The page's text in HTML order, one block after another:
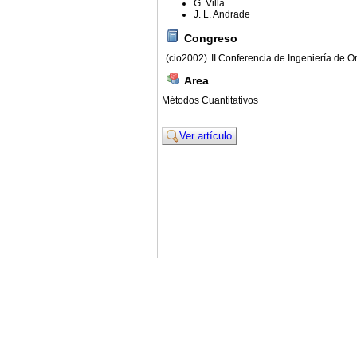
G. Villa
J. L. Andrade
Congreso
(cio2002) II Conferencia de Ingeniería de
Area
Métodos Cuantitativos
Ver artículo